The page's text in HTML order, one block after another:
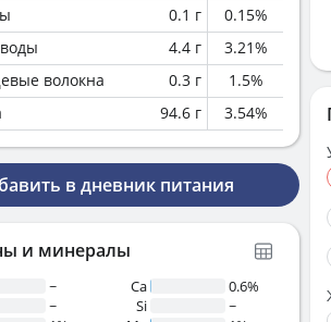
0.1 г 0.15%
4.4 г 3.21%
волокна
0.3 г 1.5%
94.6 г 3.54%
в дневник питания
и минералы
~
~
Ca
0.6%
Si
~